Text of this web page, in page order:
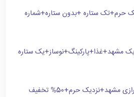
حرم+تک ستاره +بدون ستاره+شماره
مشهد+غذا+پارکینگ+نوساز+یک ستاره
حرم+50% تخفیف